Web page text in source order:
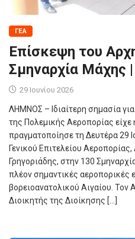
ΓΕΑ
Επίσκεψη του
Σμηναρχία Μάχης
29 Ιουνίου 2026
ΛΗΜΝΟΣ – Ιδιαίτερη σημασία
της Πολεμικής Αεροπορίας
πραγματοποίησε τη Δευτέρα 29
Γενικού Επιτελείου
Γρηγοριάδης, στην 130
πλέον σημαντικές αεροπορικές
βορειοανατολικού Αιγαίου. Τον
Διοικητής της Διοίκησης […]